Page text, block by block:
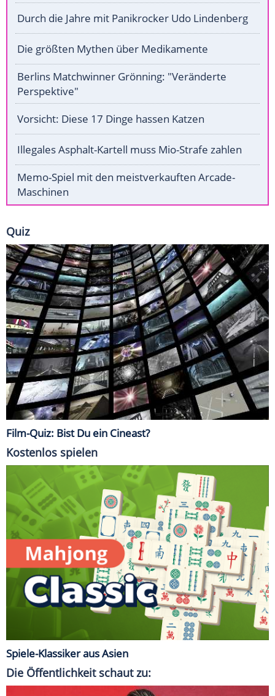
Durch die Jahre mit Panikrocker Udo Lindenberg
Die größten Mythen über Medikamente
Berlins Matchwinner Grönning: "Veränderte
Perspektive"
Vorsicht: Diese 17 Dinge hassen Katzen
Illegales Asphalt-Kartell muss Mio-Strafe zahlen
Memo-Spiel mit den meistverkauften Arcade-
Maschinen
Quiz
Film-Quiz: Bist Du ein Cineast?
Kostenlos spielen
Spiele-Klassiker aus Asien
Die Öffentlichkeit schaut zu: